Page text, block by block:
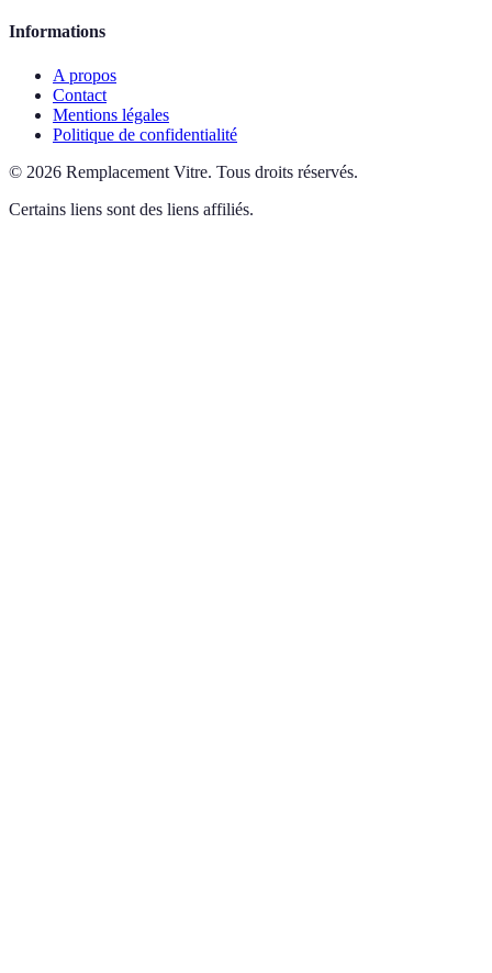
Informations
A propos
Contact
Mentions légales
Politique de confidentialité
© 2026 Remplacement Vitre. Tous droits réservés.
Certains liens sont des liens affiliés.